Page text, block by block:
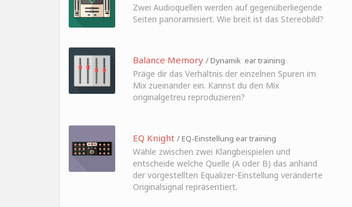
Zwei Audioquellen werden auf gegenüberliegende
Seiten panoramisiert. Wie breit ist das Stereobild?
Balance Memory / Dynamik ear training
Präge dir das Verhältnis der einzelnen Spuren im
Mix zueinander ein. Kannst du den Mix
originalgetreu reproduzieren?
EQ Knight / EQ-Einstellung ear training
Wähle zwischen zwei Klangbeispielen und
entscheide welche Quelle (A oder B) das anhand
der vorgestellten Equalizer-Einstellung veränderte
Originalsignal repräsentiert.